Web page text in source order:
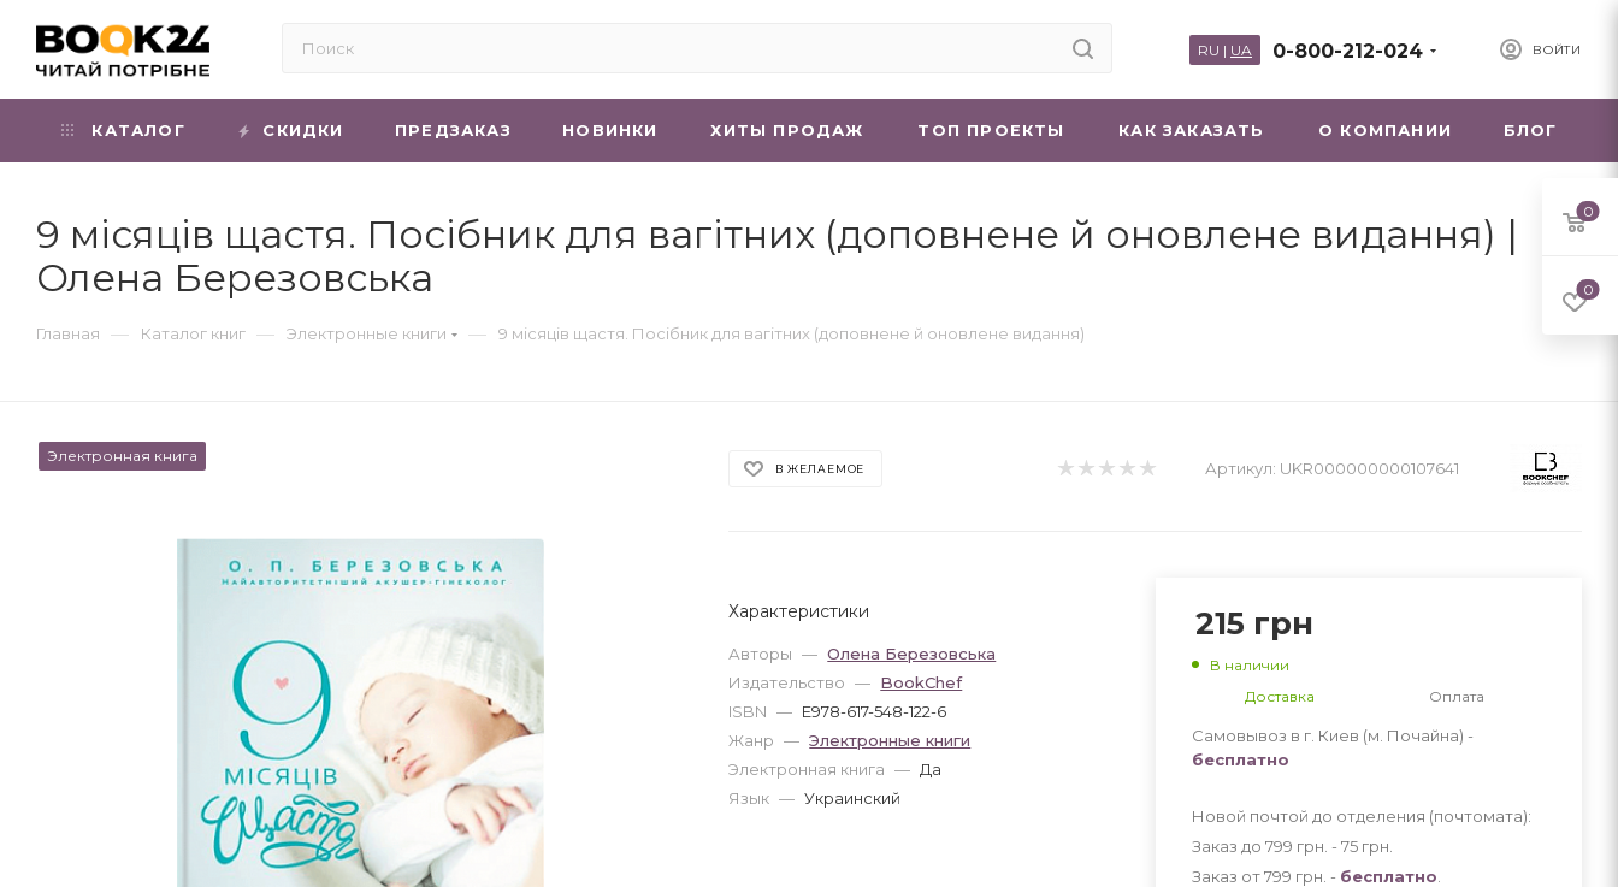
ВОЙТИ
0-800-212-024
RU | UA
КАТАЛОГ СКИДКИ ПРЕДЗАКАЗ НОВИНКИ ХИТЫ ПРОДАЖ ТОП ПРОЕКТЫ КАК ЗАКАЗАТЬ О КОМПАНИИ БЛОГ
9 місяців щастя. Посібник для вагітних (доповнене й оновлене видання) |
Олена Березовська
Главная — Каталог книг — Электронные книги — 9 місяців щастя. Посібник для вагітних (доповнене й оновлене видання)
Электронная книга
В ЖЕЛАЕМОЕ Артикул: UKR000000000107641
Характеристики
Авторы — Олена Березовська
Издательство — BookChef
ISBN — E978-617-548-122-6
Жанр — Электронные книги
Электронная книга — Да
Язык — Украинский
215 грн
В наличии
Доставка
Оплата
Самовывоз в г. Киев (м. Почайна) -
бесплатно
Новой почтой до отделения (почтомата):
Заказ до 799 грн. - 75 грн
Заказ от 799 грн. - бесплатно
0
0